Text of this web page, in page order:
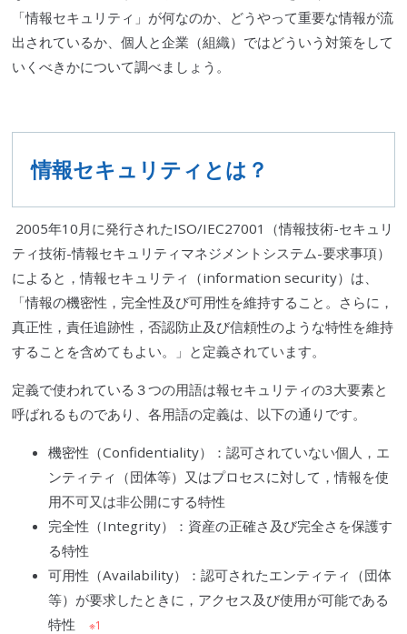
「情報セキュリティ」が何なのか、どうやって重要な情報が流
出されているか、個人と企業（組織）ではどういう対策をして
いくべきかについて調べましょう。
情報セキュリティとは？
2005年10月に発行されたISO/IEC27001（情報技術-セキュリ
ティ技術-情報セキュリティマネジメントシステム-要求事項）
によると，情報セキュリティ（information security）は、
「情報の機密性，完全性及び可用性を維持すること。さらに，
真正性，責任追跡性，否認防止及び信頼性のような特性を維持
することを含めてもよい。」と定義されています。
定義で使われている３つの用語は報セキュリティの3大要素と
呼ばれるものであり、各用語の定義は、以下の通りです。
機密性（Confidentiality）：認可されていない個人，エ
ンティティ（団体等）又はプロセスに対して，情報を使
用不可又は非公開にする特性
完全性（Integrity）：資産の正確さ及び完全さを保護す
る特性
可用性（Availability）：認可されたエンティティ（団体
等）が要求したときに，アクセス及び使用が可能である
特性※1